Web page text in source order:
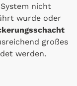
nicht
wurde oder
großes
werden.